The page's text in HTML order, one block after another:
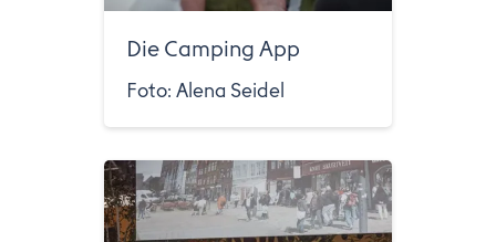
Die Camping App
Foto: Alena Seidel